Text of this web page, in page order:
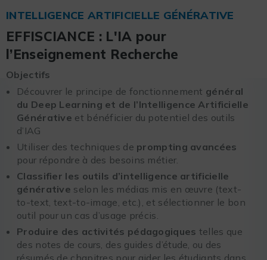
INTELLIGENCE ARTIFICIELLE GÉNÉRATIVE
EFFISCIANCE : L'IA pour
l’Enseignement Recherche
Objectifs
Découvrer le principe de fonctionnement général
du Deep Learning et de l’Intelligence Artificielle
Générative et bénéficier du potentiel des outils
d’IAG
Utiliser des techniques de prompting avancées
pour répondre à des besoins métier.
Classifier les outils d’intelligence artificielle
générative selon les médias mis en œuvre (text-
to-text, text-to-image, etc.), et sélectionner le bon
outil pour un cas d’usage précis.
Produire des activités pédagogiques telles que
des notes de cours, des guides d’étude, ou des